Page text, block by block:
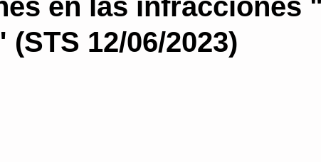
Proceso contencioso administrativo
en las infracciones
(STS 12/06/2023)